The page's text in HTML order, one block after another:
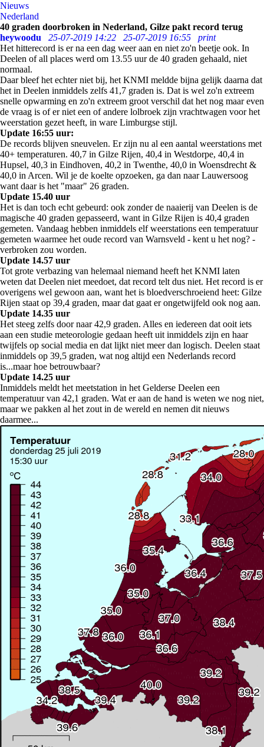
Nieuws
Nederland
40 graden doorbroken in Nederland, Gilze pakt record terug
heywoodu
25-07-2019 14:22 25-07-2019 16:55
print
Het hitterecord is er na een dag weer aan en niet zo'n beetje ook. In
Deelen of all places werd om 13.55 uur de 40 graden gehaald, niet
normaal.
Daar bleef het echter niet bij, het KNMI meldde bijna gelijk daarna dat
het in Deelen inmiddels zelfs 41,7 graden is. Dat is wel zo'n extreem
snelle opwarming en zo'n extreem groot verschil dat het nog maar even
de vraag is of er niet een of andere lolbroek zijn vrachtwagen voor het
weerstation gezet heeft, in ware Limburgse stijl.
Update 16:55 uur:
De records blijven sneuvelen. Er zijn nu al een aantal weerstations met
40+ temperaturen. 40,7 in Gilze Rijen, 40,4 in Westdorpe, 40,4 in
Hupsel, 40,3 in Eindhoven, 40,2 in Twenthe, 40,0 in Woensdrecht &
40,0 in Arcen. Wil je de koelte opzoeken, ga dan naar Lauwersoog
want daar is het "maar" 26 graden.
Update 15.40 uur
Het is dan toch echt gebeurd: ook zonder de naaierij van Deelen is de
magische 40 graden gepasseerd, want in Gilze Rijen is 40,4 graden
gemeten. Vandaag hebben inmiddels elf weerstations een temperatuur
gemeten waarmee het oude record van Warnsveld - kent u het nog? -
verbroken zou worden.
Update 14.57 uur
Tot grote verbazing van helemaal niemand heeft het KNMI laten
weten dat Deelen niet meedoet, dat record telt dus niet. Het record is er
overigens wel gewoon aan, want het is bloedverschroeiend heet: Gilze
Rijen staat op 39,4 graden, maar dat gaat er ongetwijfeld ook nog aan.
Update 14.35 uur
Het steeg zelfs door naar 42,9 graden. Alles en iedereen dat ooit iets
aan een studie meteorologie gedaan heeft uit inmiddels zijn en haar
twijfels op social media en dat lijkt niet meer dan logisch. Deelen staat
inmiddels op 39,5 graden, wat nog altijd een Nederlands record
is...maar hoe betrouwbaar?
Update 14.25 uur
Inmiddels meldt het meetstation in het Gelderse Deelen een
temperatuur van 42,1 graden. Wat er aan de hand is weten we nog niet,
maar we pakken al het zout in de wereld en nemen dit nieuws
daarmee...